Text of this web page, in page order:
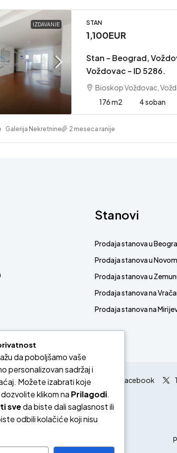
IZDAVANJE STAN
1,100EUR
Stan – Beograd,
Voždovac – ID 5286.
Bioskop Voždovac,
176 m2
4 soban
Galerija Nekretnine 2 meseca ranije
Stanovi
Prodaja stanova u
Prodaja stanova u
Prodaja stanova u
Prodaja stanova na
Prodaja stanova na
Facebook
da poboljšamo vaše
personalizovan sadržaj i
Možete izabrati koje
klikom na Prilagodi.
sveda biste dali saglasnost ili
odbili kolačiće koji nisu